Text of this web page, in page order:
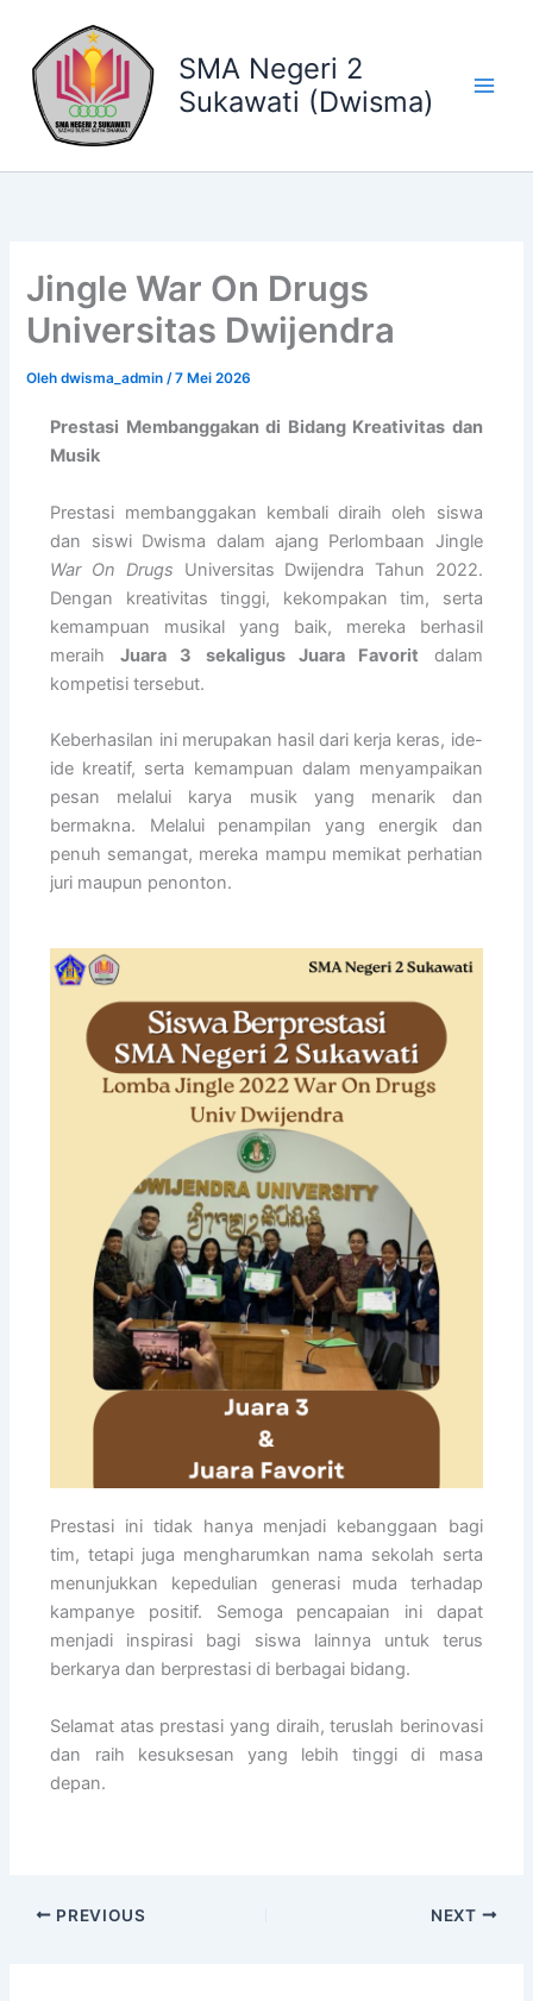
konten
SMA Negeri 2
Sukawati (Dwisma)
Jingle War On Drugs
Universitas Dwijendra
Olehdwisma_admin/7 Mei 2026
Prestasi Membanggakan di Bidang Kreativitas dan
Musik
Prestasi membanggakan kembali diraih oleh siswa
dan siswi Dwisma dalam ajang Perlombaan Jingle
War On Drugs Universitas Dwijendra Tahun 2022.
Dengan kreativitas tinggi, kekompakan tim, serta
kemampuan musikal yang baik, mereka berhasil
meraih Juara 3 sekaligus Juara Favorit dalam
kompetisi tersebut.
Keberhasilan ini merupakan hasil dari kerja keras, ide-
ide kreatif, serta kemampuan dalam menyampaikan
pesan melalui karya musik yang menarik dan
bermakna. Melalui penampilan yang energik dan
penuh semangat, mereka mampu memikat perhatian
juri maupun penonton.
Prestasi ini tidak hanya menjadi kebanggaan bagi
tim, tetapi juga mengharumkan nama sekolah serta
menunjukkan kepedulian generasi muda terhadap
kampanye positif. Semoga pencapaian ini dapat
menjadi inspirasi bagi siswa lainnya untuk terus
berkarya dan berprestasi di berbagai bidang.
Selamat atas prestasi yang diraih, teruslah berinovasi
dan raih kesuksesan yang lebih tinggi di masa
depan.
PREVIOUS NEXT